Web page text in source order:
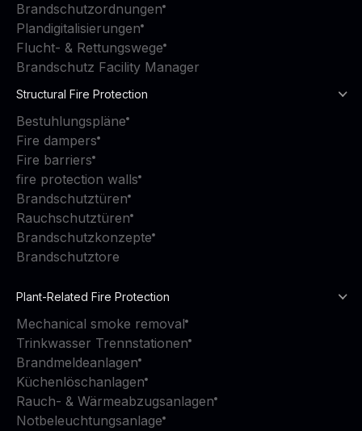
Brandschutzordnungen
Plandigitalisierungen
Flucht- & Rettungswege
Brandschutz Facility Manager
Structural Fire Protection
Bestuhlungspläne
Fire dampers
Fire barriers
fire protection walls
Brandschutztüren
Rauchschutztüren
Brandschutzkonzepte
Brandschutztore
Plant-Related Fire Protection
Mechanical smoke removal
Trinkwasser Trennstationen
Brandmeldeanlagen
Küchenlöschanlagen
Rauch- & Wärmeabzugsanlagen
Notbeleuchtungsanlage